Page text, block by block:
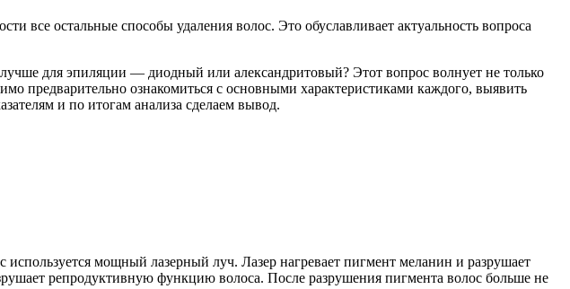
все остальные способы удаления волос. Это обуславливает актуальность вопроса
для эпиляции — диодный или александритовый? Этот вопрос волнует не только
предварительно ознакомиться с основными характеристиками каждого, выявить
и по итогам анализа сделаем вывод.
мощный лазерный луч. Лазер нагревает пигмент меланин и разрушает
репродуктивную функцию волоса. После разрушения пигмента волос больше не